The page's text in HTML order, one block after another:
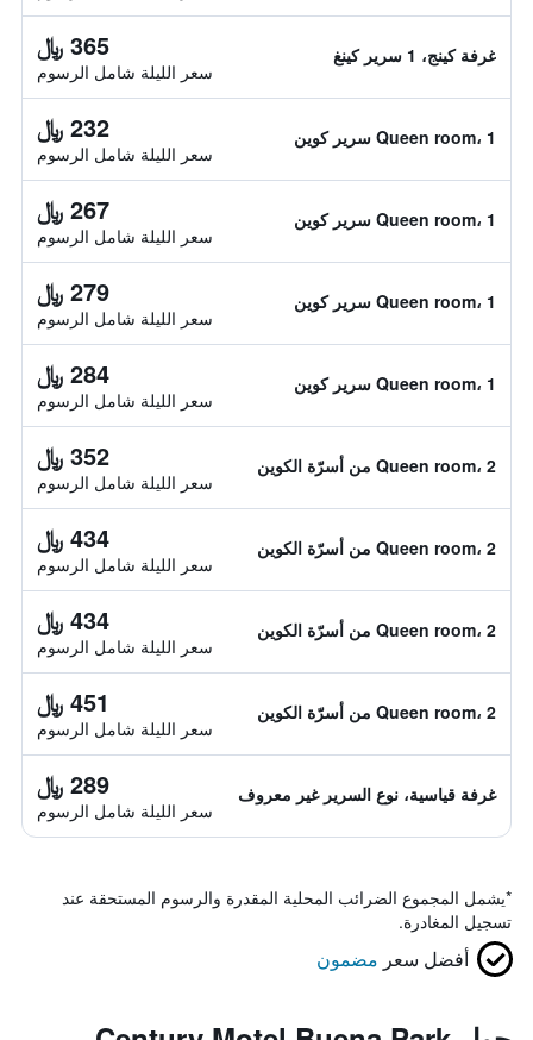
غرفة كينج، 1 سرير كينغ 365 ﷼
سعر الليلة شامل الرسوم
Queen room، 1 سرير كوين 232 ﷼
سعر الليلة شامل الرسوم
Queen room، 1 سرير كوين 267 ﷼
سعر الليلة شامل الرسوم
Queen room، 1 سرير كوين 279 ﷼
سعر الليلة شامل الرسوم
Queen room، 1 سرير كوين 284 ﷼
سعر الليلة شامل الرسوم
Queen room، 2 من أسرّة الكوين 352 ﷼
سعر الليلة شامل الرسوم
Queen room، 2 من أسرّة الكوين 434 ﷼
سعر الليلة شامل الرسوم
Queen room، 2 من أسرّة الكوين 434 ﷼
سعر الليلة شامل الرسوم
Queen room، 2 من أسرّة الكوين 451 ﷼
سعر الليلة شامل الرسوم
غرفة قياسية، نوع السرير غير معروف 289 ﷼
سعر الليلة شامل الرسوم
*يشمل المجموع الضرائب المحلية المقدرة والرسوم المستحقة عند
تسجيل المغادرة.
أفضل سعر مضمون